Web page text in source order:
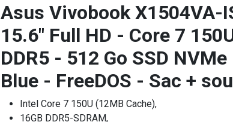
Asus Vivobook X1504VA-
15.6" Full HD - Core 7
DDR5 - 512 Go SSD
Blue - FreeDOS - Sac +
Intel Core 7 150U (12MB Cache),
16GB DDR5-SDRAM,